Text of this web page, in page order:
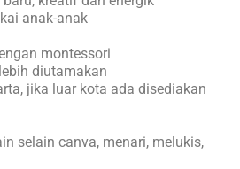
anak-anak
montessori
diutamakan
jika luar kota ada disediakan
selain canva, menari, melukis,